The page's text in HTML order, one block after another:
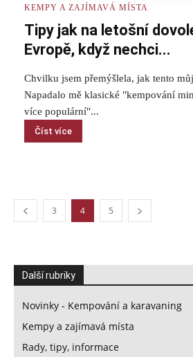
KEMPY A ZAJÍMAVÁ MÍSTA
Tipy jak na letošní
Evropě, když nechci...
Chvilku jsem přemýšlela, jak tento
Napadalo mě klasické "kempování
více populární"...
Číst více
3 4 5
Další rubriky
Novinky - Kempování a karavaning
Kempy a zajímavá místa
Rady, tipy, informace